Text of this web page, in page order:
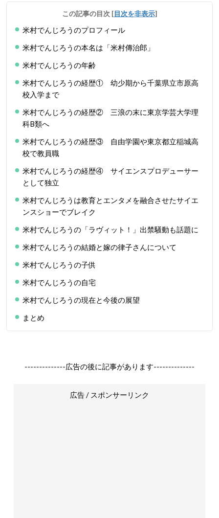
この記事の目次 [目次を非表示]
米村でんじろうのプロフィール
米村でんじろうの本名は「米村傳治郎」
米村でんじろうの年齢
米村でんじろうの経歴① 幼少期から千葉県立市原高
校入学まで
米村でんじろうの経歴② 三浪の末に東京学芸大学理
科B類へ
米村でんじろうの経歴③ 自由学園や東京都立稲城高
校で教員職
米村でんじろうの経歴④ サイエンスプロデューサー
として独立
米村でんじろうは教育とエンタメを融合させたサイエ
ンスショーでブレイク
米村でんじろうの「ラヴィット！」出禁騒動も話題に
米村でんじろうの結婚と嫁の律子さんについて
米村でんじろうの子供
米村でんじろうの自宅
米村でんじろうの現在と今後の展望
まとめ
--------------広告の後に記事があります--------------
広告 / スポンサーリンク